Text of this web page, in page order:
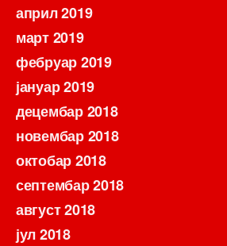
април 2019
март 2019
фебруар 2019
јануар 2019
децембар 2018
новембар 2018
октобар 2018
септембар 2018
август 2018
јул 2018